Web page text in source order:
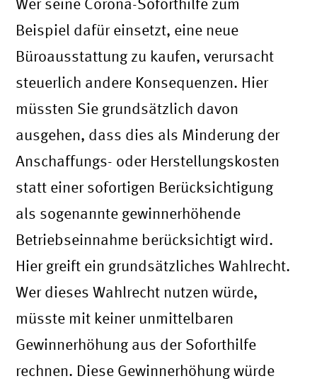
Beispiel dafür einsetzt, eine neue
Büroausstattung zu kaufen, verursacht
steuerlich andere Konsequenzen. Hier
müssten Sie grundsätzlich davon
ausgehen, dass dies als Minderung der
Anschaffungs- oder Herstellungskosten
statt einer sofortigen Berücksichtigung
als sogenannte gewinnerhöhende
Betriebseinnahme berücksichtigt wird.
Hier greift ein grundsätzliches Wahlrecht.
Wer dieses Wahlrecht nutzen würde,
müsste mit keiner unmittelbaren
Gewinnerhöhung aus der Soforthilfe
rechnen. Diese Gewinnerhöhung würde